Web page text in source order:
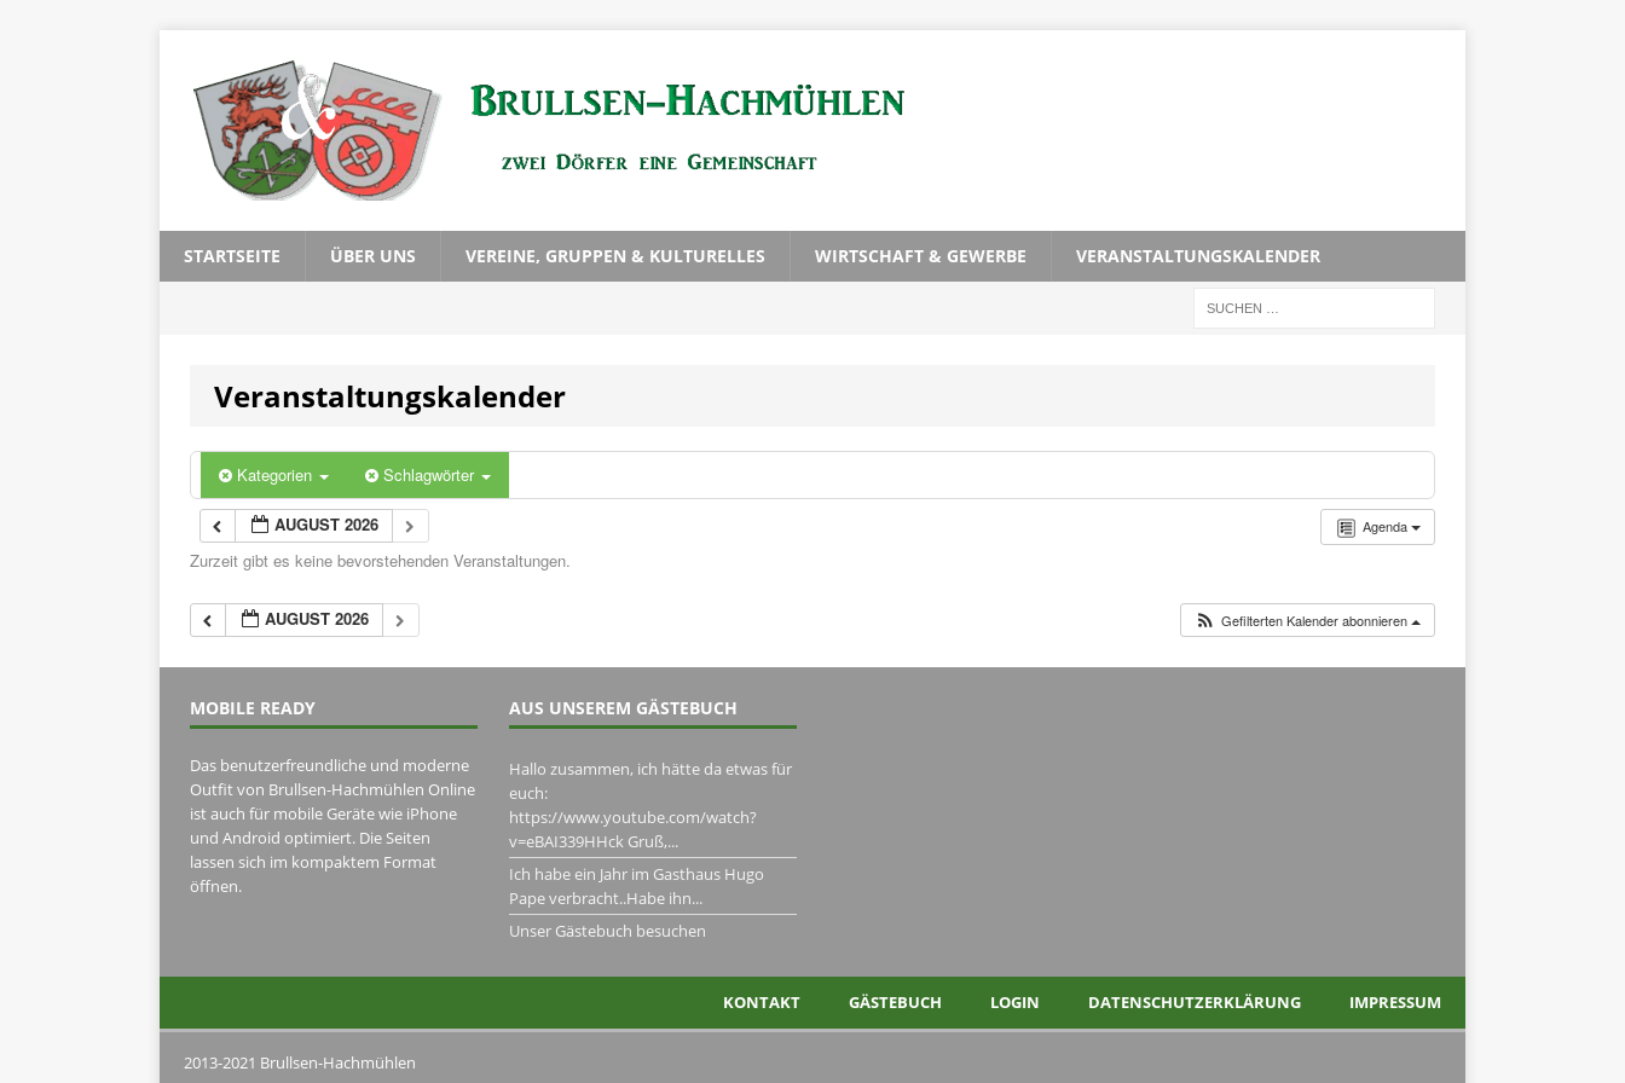
STARTSEITE ÜBER UNS VEREINE, GRUPPEN & KULTURELLES WIRTSCHAFT & GEWERBE VERANSTALTUNGSKALENDER
Veranstaltungskalender
Kategorien Schlagwörter
Agenda
AUGUST 2026
Zurzeit gibt es keine bevorstehenden Veranstaltungen.
AUGUST 2026 Gefilterten Kalender abonnieren
MOBILE READY
Das benutzerfreundliche und moderne
Outfit von Brullsen-Hachmühlen Online
ist auch für mobile Geräte wie iPhone
und Android optimiert. Die Seiten
lassen sich im kompaktem Format
öffnen.
AUS UNSEREM GÄSTEBUCH
Hallo zusammen, ich hätte da etwas für
euch:
https://www.youtube.com/watch?
v=eBAI339HHck Gruß,...
Ich habe ein Jahr im Gasthaus Hugo
Pape verbracht..Habe ihn...
Unser Gästebuch besuchen
KONTAKT GÄSTEBUCH LOGIN DATENSCHUTZERKLÄRUNG IMPRESSUM
2013-2021 Brullsen-Hachmühlen